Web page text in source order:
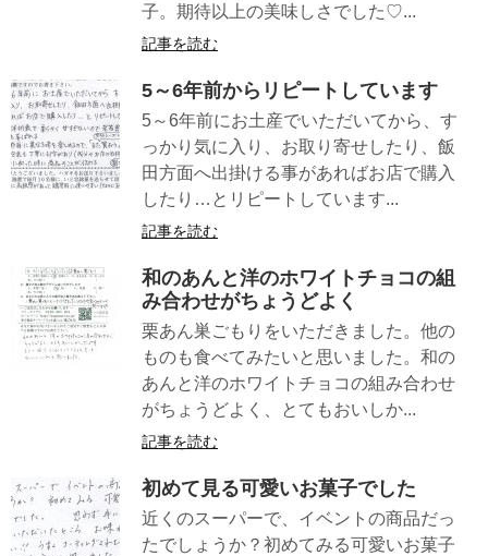
子。期待以上の美味しさでした♡...
記事を読む
5～6年前からリピートしています
5～6年前にお土産でいただいてから、す
っかり気に入り、お取り寄せしたり、飯
田方面へ出掛ける事があればお店で購入
したり…とリピートしています...
記事を読む
和のあんと洋のホワイトチョコの組
み合わせがちょうどよく
栗あん巣ごもりをいただきました。他の
ものも食べてみたいと思いました。和の
あんと洋のホワイトチョコの組み合わせ
がちょうどよく、とてもおいしか...
記事を読む
初めて見る可愛いお菓子でした
近くのスーパーで、イベントの商品だっ
たでしょうか？初めてみる可愛いお菓子